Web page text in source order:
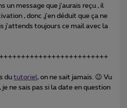
un message que j'aurais reçu , il
, donc ,j'en déduit que ça ne
j'attends toujours ce mail avec la
dututoriel, on ne sait jamais. 😉 Vu
ne sais pas si la date en question